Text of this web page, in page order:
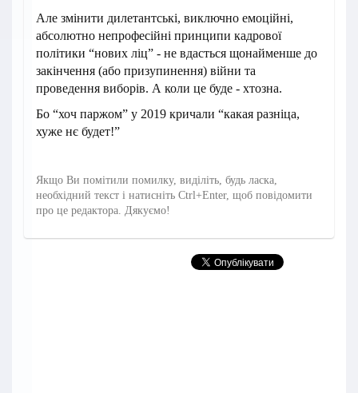
Але змінити дилетантські, виключно емоційні,
абсолютно непрофесійні принципи кадрової
політики “нових ліц” - не вдасться щонайменше до
закінчення (або призупинення) війни та
проведення виборів. А коли це буде - хтозна.
Бо “хоч паржом” у 2019 кричали “какая разніца,
хуже нє будет!”
Якщо Ви помітили помилку, виділіть, будь ласка,
необхідний текст і натисніть Ctrl+Enter, щоб повідомити
про це редактора. Дякуємо!